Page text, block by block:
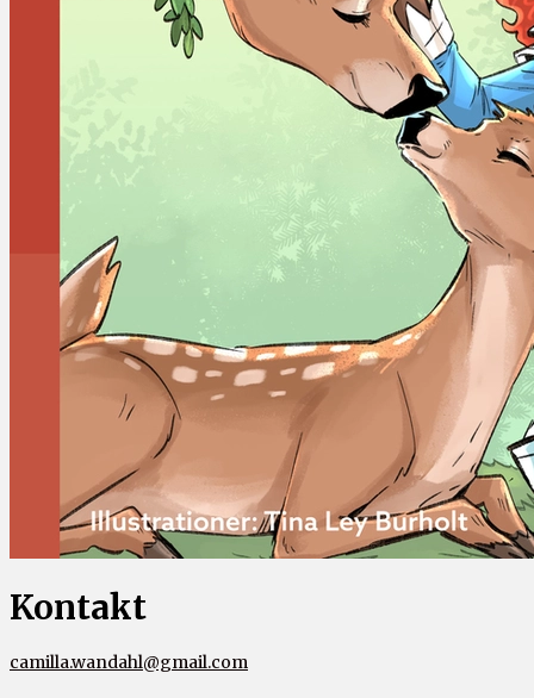
Kontakt
camilla.wandahl@gmail.com